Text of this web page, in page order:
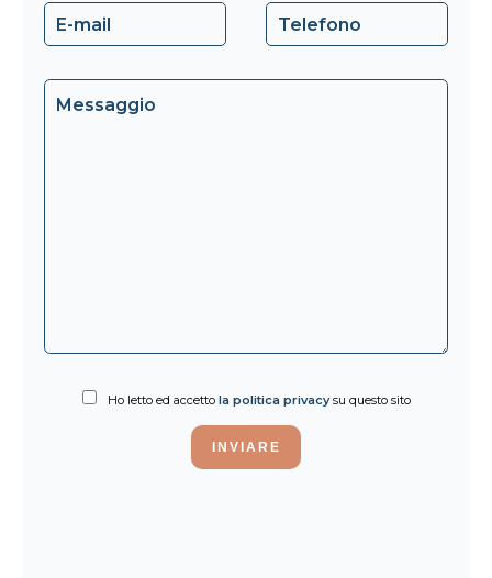
Ho letto ed accetto la politica privacysu questo sito
INVIARE